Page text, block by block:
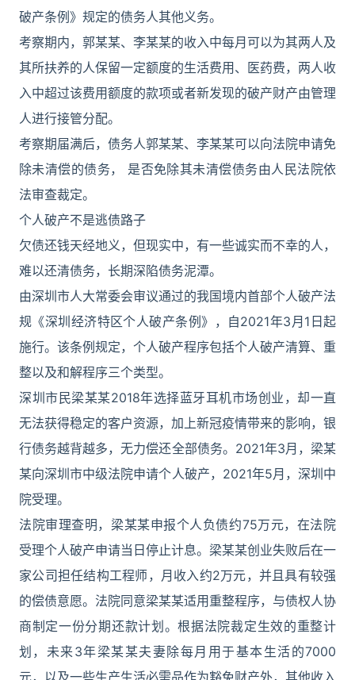
破产条例》规定的债务人其他义务。
考察期内，郭某某、李某某的收入中每月可以为其两人及
其所扶养的人保留一定额度的生活费用、医药费，两人收
入中超过该费用额度的款项或者新发现的破产财产由管理
人进行接管分配。
考察期届满后，债务人郭某某、李某某可以向法院申请免
除未清偿的债务， 是否免除其未清偿债务由人民法院依
法审查裁定。
个人破产不是逃债路子
欠债还钱天经地义，但现实中，有一些诚实而不幸的人，
难以还清债务，长期深陷债务泥潭。
由深圳市人大常委会审议通过的我国境内首部个人破产法
规《深圳经济特区个人破产条例》，自2021年3月1日起
施行。该条例规定，个人破产程序包括个人破产清算、重
整以及和解程序三个类型。
深圳市民梁某某2018年选择蓝牙耳机市场创业，却一直
无法获得稳定的客户资源，加上新冠疫情带来的影响，银
行债务越背越多，无力偿还全部债务。2021年3月，梁某
某向深圳市中级法院申请个人破产，2021年5月，深圳中
院受理。
法院审理查明，梁某某申报个人负债约75万元，在法院
受理个人破产申请当日停止计息。梁某某创业失败后在一
家公司担任结构工程师，月收入约2万元，并且具有较强
的偿债意愿。法院同意梁某某适用重整程序，与债权人协
商制定一份分期还款计划。根据法院裁定生效的重整计
划，未来3年梁某某夫妻除每月用于基本生活的7000
元，以及一些生产生活必需品作为豁免财产外，其他收入